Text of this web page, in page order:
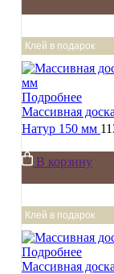
Клей в подарок
Подробнее
Массивная
Натур 150 мм
В корзину
Клей в подарок
Подробнее
Массивная